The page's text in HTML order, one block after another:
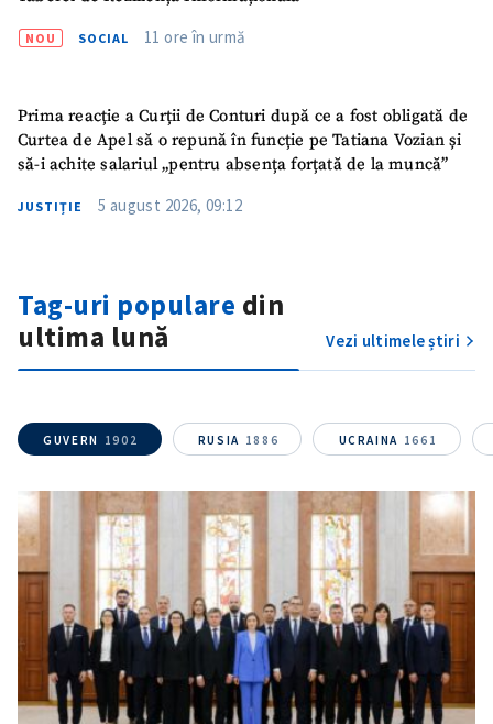
NOU SOCIAL 11 ore în urmă
Prima reacție a Curții de Conturi după ce a fost obligată de
Curtea de Apel să o repună în funcție pe Tatiana Vozian și
să-i achite salariul „pentru absența forțată de la muncă”
JUSTIȚIE 5 august 2026, 09:12
Tag-uri populare din
ultima lună
Vezi ultimele știri
GUVERN 1902 RUSIA 1886 UCRAINA 1661